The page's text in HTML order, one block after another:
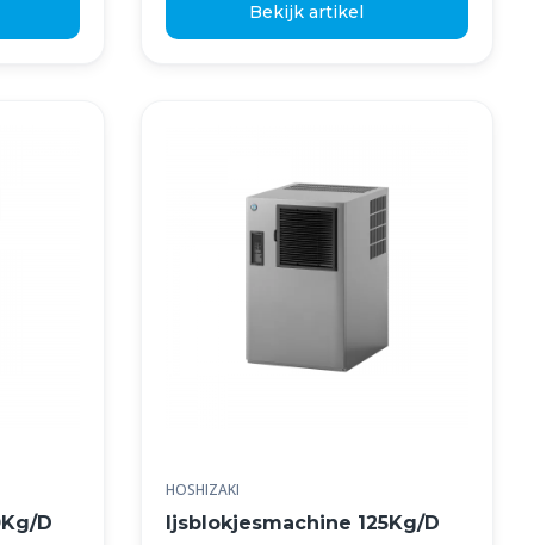
Bekijk artikel
D
HOSHIZAKI
Ijsblokjesmachine 125Kg/D